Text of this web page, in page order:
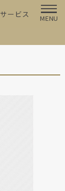
サービス MENU